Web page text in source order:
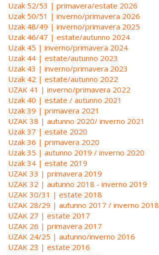
Uzak 52/53 | primavera/estate 2026
Uzak 50/51 | inverno/primavera 2026
Uzak 48/49 | inverno/primavera 2025
Uzak 46/47 | estate/autunno 2024
Uzak 45 | inverno/primavera 2024
Uzak 44 | estate/autunno 2023
Uzak 43 | inverno/primavera 2023
Uzak 42 | estate/autunno 2022
UZAK 41 | inverno/primavera 2022
Uzak 40 | estate / autunno 2021
Uzak 39 | primavera 2021
UZAK 38 | autunno 2020/ inverno 2021
Uzak 37 | estate 2020
Uzak 36 | primavera 2020
Uzak 35 | autunno 2019 / inverno 2020
Uzak 34 | estate 2019
UZAK 33 | primavera 2019
UZAK 32 | autunno 2018 - inverno 2019
UZAK 30/31 | estate 2018
UZAK 28/29 | autunno 2017 / inverno 2018
UZAK 27 | estate 2017
UZAK 26 | primavera 2017
UZAK 24/25 | autunno/inverno 2016
UZAK 23 | estate 2016